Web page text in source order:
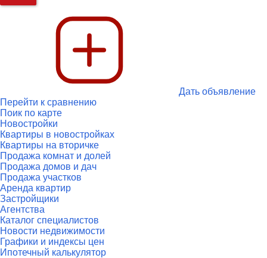
Дать объявление
Перейти к сравнению
Поик по карте
Новостройки
Квартиры в новостройках
Квартиры на вторичке
Продажа комнат и долей
Продажа домов и дач
Продажа участков
Аренда квартир
Застройщики
Агентства
Каталог специалистов
Новости недвижимости
Графики и индексы цен
Ипотечный калькулятор